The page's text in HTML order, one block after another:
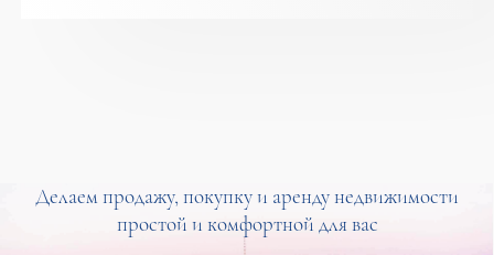
Делаем продажу, покупку и аренду недвижимости
простой и комфортной для вас